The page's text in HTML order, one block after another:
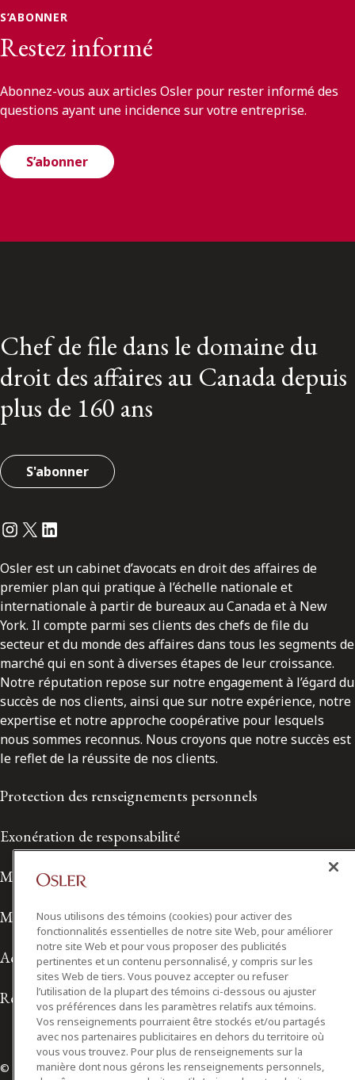
S’ABONNER
Restez informé
Abonnez-vous aux articles Osler pour rester informé des
questions ayant une incidence sur votre entreprise.
S’abonner
Chef de file dans le domaine du
droit des affaires au Canada depuis
plus de 160 ans
S'abonner
Instagram
Twitter
LinkedIn
Osler est un cabinet d’avocats en droit des affaires de
premier plan qui pratique à l’échelle nationale et
internationale à partir de bureaux au Canada et à New
York. Il compte parmi ses clients des chefs de file du
secteur et du monde des affaires dans tous les segments de
marché qui en sont à diverses étapes de leur croissance.
Notre réputation repose sur notre engagement à l’égard du
succès de nos clients, ainsi que sur notre expérience, notre
expertise et notre approche coopérative pour lesquels
nous sommes reconnus. Nous croyons que notre succès est
le reflet de la réussite de nos clients.
Protection des renseignements personnels
Exonération de responsabilité
Modalités de prestation de services
Modalités d'utilisation
Accessibilité
Relations avec les médias
© 2026 Osler, Hoskin & Harcourt S.E.N.C.R.L./s.r.l.
Nous utilisons des témoins (cookies) pour activer des
fonctionnalités essentielles de notre site Web, pour améliorer
notre site Web et pour vous proposer des publicités
pertinentes et un contenu personnalisé, y compris sur les
sites Web de tiers. Vous pouvez accepter ou refuser
l’utilisation de la plupart des témoins ci-dessous ou ajuster
vos préférences dans les paramètres relatifs aux témoins.
Vos renseignements pourraient être stockés et/ou partagés
avec nos partenaires publicitaires en dehors du territoire où
vous vous trouvez. Pour plus de renseignements sur la
manière dont nous gérons les renseignements personnels,